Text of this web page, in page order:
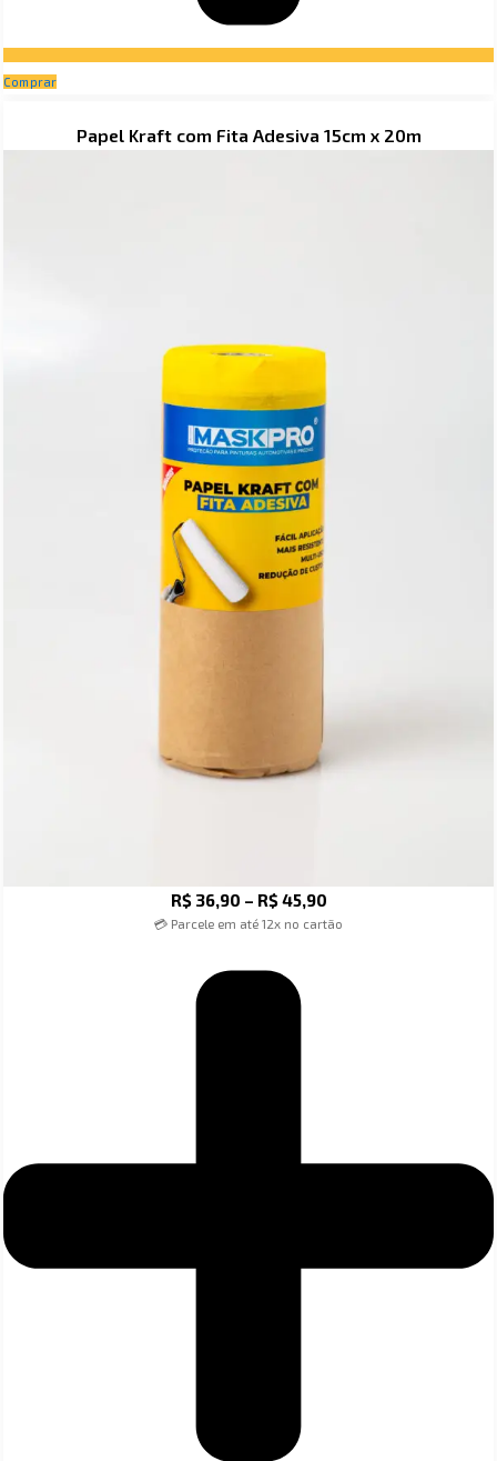
Comprar
Papel Kraft com Fita Adesiva 15cm x 20m
R$36,90 – R$45,90
range:
💳 Parcele em até 12x no cartão